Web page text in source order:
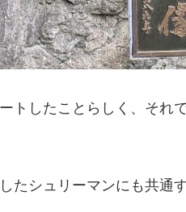
トしたことらしく、それ
たシュリーマンにも共通